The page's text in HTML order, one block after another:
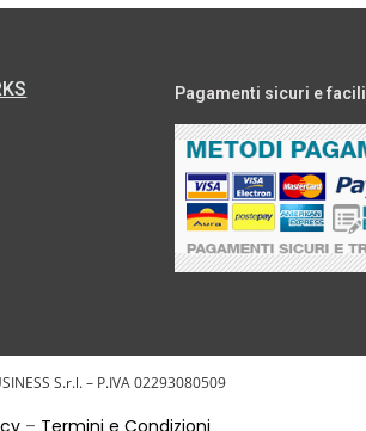
Pagamenti sicuri e facili
S.r.l. – P.IVA 02293080509
– Termini e Condizioni